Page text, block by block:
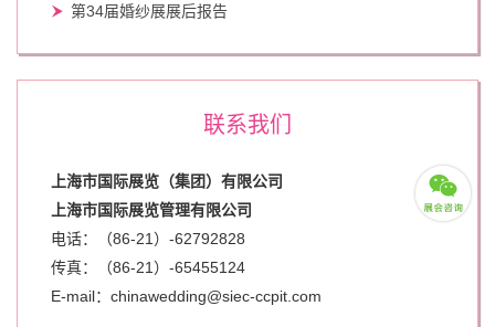
第34届婚纱展展后报告
联系我们
上海市国际展览（集团）有限公司
上海市国际展览管理有限公司
电话：（86-21）-62792828
传真：（86-21）-65455124
E-mail：chinawedding@siec-ccpit.com